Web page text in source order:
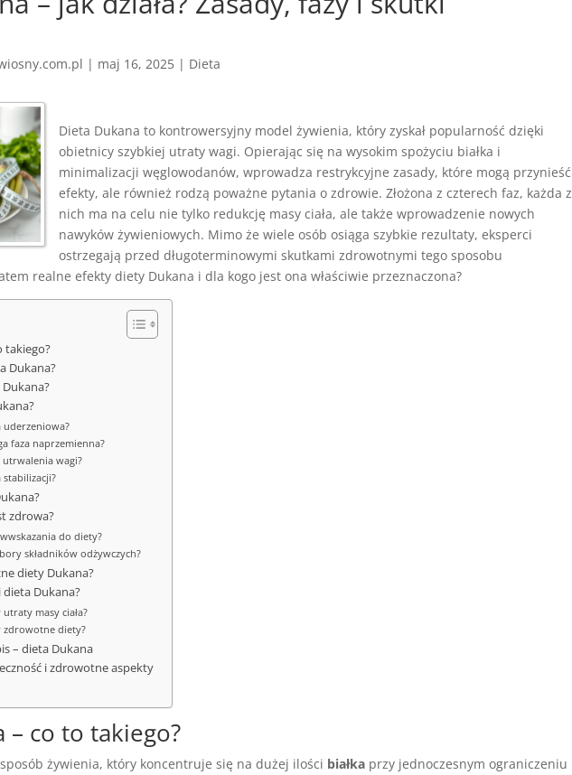
| maj 16, 2025 | Dieta
Dieta Dukana to kontrowersyjny model żywienia, który zyskał popularność dzięki
obietnicy szybkiej utraty wagi. Opierając się na wysokim spożyciu białka i
minimalizacji węglowodanów, wprowadza restrykcyjne zasady, które mogą przynieść
efekty, ale również rodzą poważne pytania o zdrowie. Złożona z czterech faz, każda z
nich ma na celu nie tylko redukcję masy ciała, ale także wprowadzenie nowych
nawyków żywieniowych. Mimo że wiele osób osiąga szybkie rezultaty, eksperci
ostrzegają przed długoterminowymi skutkami zdrowotnymi tego sposobu
realne efekty diety Dukana i dla kogo jest ona właściwie przeznaczona?
takiego?
Dukana?
Dukana?
uderzeniowa?
faza naprzemienna?
utrwalenia wagi?
stabilizacji?
zdrowa?
do diety?
składników odżywczych?
diety Dukana?
dieta Dukana?
utraty masy ciała?
zdrowotne diety?
– dieta Dukana
i zdrowotne aspekty
– co to takiego?
żywienia, który koncentruje się na dużej ilości białka przy jednoczesnym ograniczeniu